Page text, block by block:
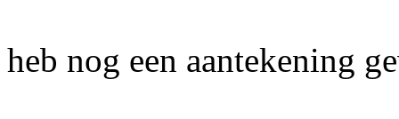
heb nog een aantekening